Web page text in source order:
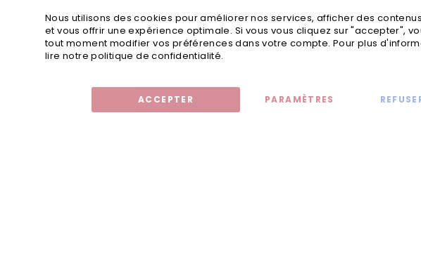
Guide d’entretien
Guide des tailles
Boucles d’oreilles
Nous utilisons des cookies pour améliorer nos services, afficher des
et vous offrir une expérience optimale. Si vous vous cliquez sur "accepter",
tout moment modifier vos préférences dans votre compte. Pour plus
lire notre politique de confidentialité.
ACCEPTER PARAMÈTRES